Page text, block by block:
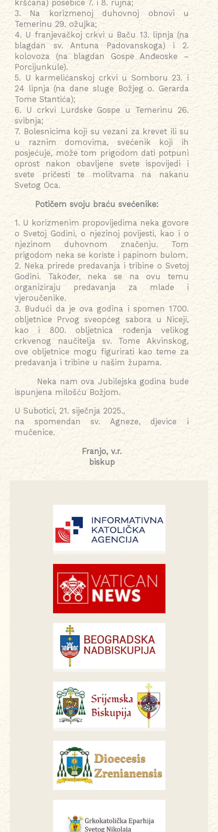
kršćana) posebice 7. i 8. rujna;
3. Na korizmenoj duhovnoj obnovi u
Temerinu 29. ožujka;
4. U franjevačkoj crkvi u Baču 13. lipnja (na
blagdan sv. Antuna Padovanskoga) i 2.
kolovoza (na blagdan Gospe Anđeoske –
Porcijunkule).
5. U karmelićanskoj crkvi u Somboru 23. i
24 lipnja (na dane sluge Božjeg o. Gerarda
Tome Stantića);
6. U crkvi Lurdske Gospe u Temerinu 26.
svibnja;
7. Bolesnicima koji su vezani za krevet ili su
u raznim domovima, svećenik koji ih
posjećuje, može tom prigodom dati potpuni
oprost nakon obavljene svete ispovijedi i
svete pričesti te molitvama na nakanu
Svetog Oca.
Potičem svoju braću svećenike:
1. U korizmenim propovijedima neka govore
o Svetoj Godini, o njezinoj povijesti, kao i o
njezinom duhovnom značenju. Tom
prigodom neka se koriste i papinom bulom.
2. Neka prirede predavanja i tribine o Svetoj
Godini. Također, neka se na ovu temu
organiziraju predavanja za mlade i
vjeroučenike.
3. Budući da je ova godina i spomen 1700.
obljetnice Prvog sveopćeg sabora u Niceji,
kao i 800. obljetnica rođenja velikog
crkvenog naučitelja sv. Tome Akvinskog,
ove obljetnice mogu figurirati kao teme za
predavanja i tribine u našim župama.
Neka nam ova Jubilejska godina bude
ispunjena milošću Božjom.
U Subotici, 21. siječnja 2025.,
na spomendan sv. Agneze, djevice i
mučenice.
Franjo, v.r.
biskup